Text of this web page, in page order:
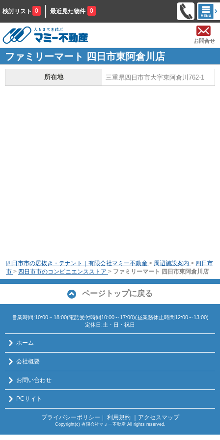
検討リスト 0 最近見た物件 0
お問合せ
ファミリーマート 四日市東阿倉川店
所在地 三重県四日市市大字東阿倉川762-1
四日市市の居抜き・テナント｜有限会社マミー不動産 > 周辺施設案内 > 四日市
市 > 四日市市のコンビニエンスストア > ファミリーマート 四日市東阿倉川店
ページトップに戻る
営業時間:10:00－18:00(電話受付時間10:00～17:00)(昼業務休止時間12:00～13:00)
定休日:土・日・祝日
ホーム
会社概要
お問い合わせ
PCサイト
プライバシーポリシー ｜ 利用規約 ｜アクセスマップ
Copyright(c) 有限会社マミー不動産 All rights reserved.